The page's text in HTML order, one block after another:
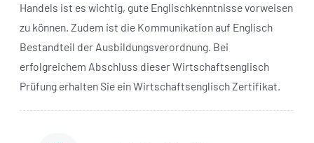
Handels ist es wichtig, gute Englischkenntnisse vorweisen
zu können. Zudem ist die Kommunikation auf Englisch
Bestandteil der Ausbildungsverordnung. Bei
erfolgreichem Abschluss dieser Wirtschaftsenglisch
Prüfung erhalten Sie ein Wirtschaftsenglisch Zertifikat.